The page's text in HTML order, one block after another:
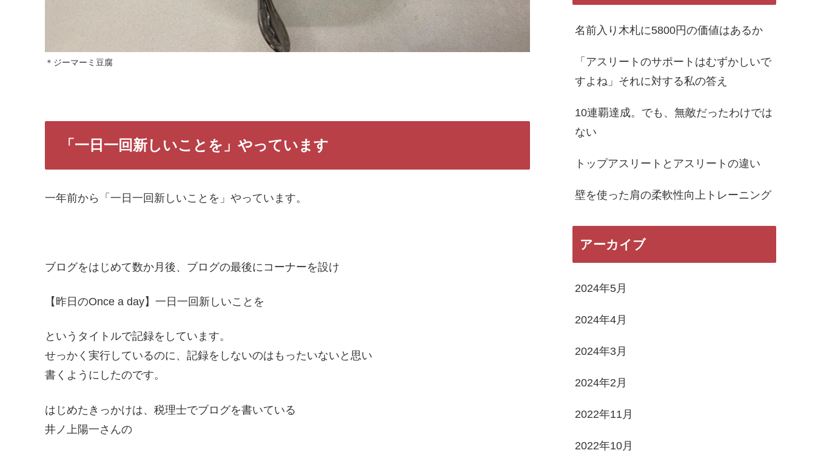
＊ジーマーミ豆腐
「一日一回新しいことを」やっています
一年前から「一日一回新しいことを」やっています。
ブログをはじめて数か月後、ブログの最後にコーナーを設け
【昨日のOnce a day】一日一回新しいことを
というタイトルで記録をしています。
せっかく実行しているのに、記録をしないのはもったいないと思い
書くようにしたのです。
はじめたきっかけは、税理士でブログを書いている
井ノ上陽一さんの
名前入り木札に5800円の価値はあるか
「アスリートのサポートはむずかしいで
すよね」それに対する私の答え
10連覇達成。でも、無敵だったわけでは
ない
トップアスリートとアスリートの違い
壁を使った肩の柔軟性向上トレーニング
アーカイブ
2024年5月
2024年4月
2024年3月
2024年2月
2022年11月
2022年10月